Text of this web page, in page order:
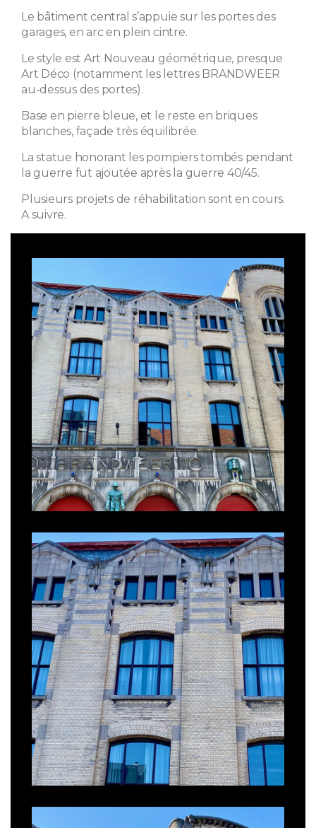
Le bâtiment central s’appuie sur les portes des
garages, en arc en plein cintre.
Le style est Art Nouveau géométrique, presque
Art Déco (notamment les lettres BRANDWEER
au-dessus des portes).
Base en pierre bleue, et le reste en briques
blanches, façade très équilibrée.
La statue honorant les pompiers tombés pendant
la guerre fut ajoutée après la guerre 40/45.
Plusieurs projets de réhabilitation sont en cours.
A suivre.